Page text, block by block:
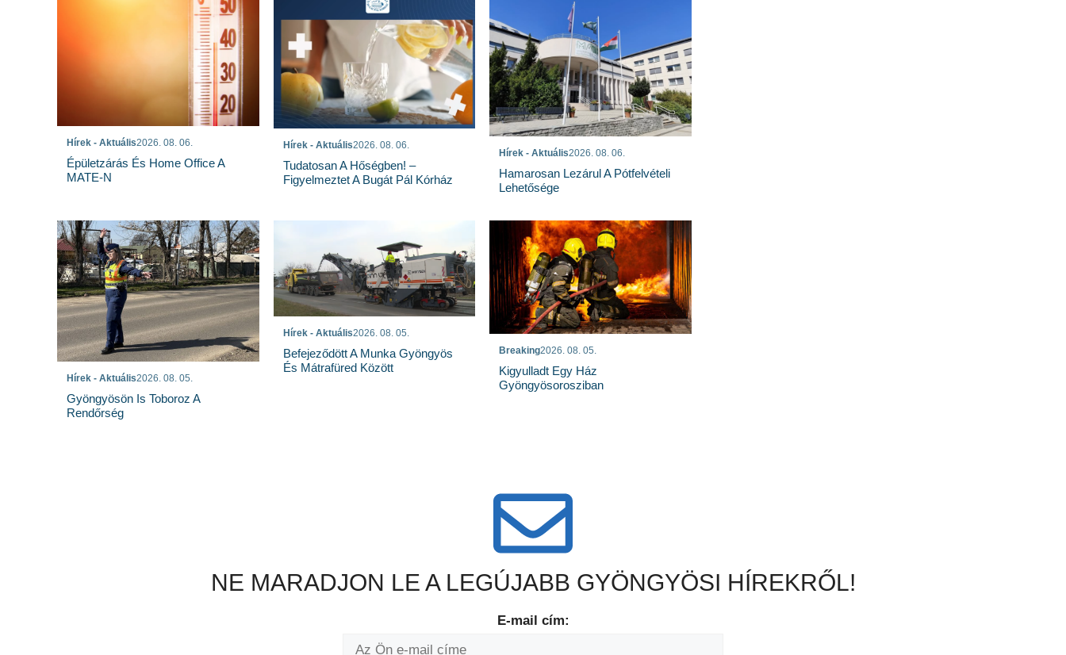
Hírek - Aktuális2026. 08. 06.
Épületzárás És Home Office A
MATE-N
Hírek - Aktuális2026. 08. 06.
Tudatosan A Hőségben! –
Figyelmeztet A Bugát Pál Kórház
Hírek - Aktuális2026. 08. 06.
Hamarosan Lezárul A Pótfelvételi
Lehetősége
Hírek - Aktuális2026. 08. 05.
Gyöngyösön Is Toboroz A
Rendőrség
Hírek - Aktuális2026. 08. 05.
Befejeződött A Munka Gyöngyös
És Mátrafüred Között
Breaking2026. 08. 05.
Kigyulladt Egy Ház
Gyöngyösorosziban
NE MARADJON LE A LEGÚJABB GYÖNGYÖSI HÍREKRŐL!
E-mail cím: